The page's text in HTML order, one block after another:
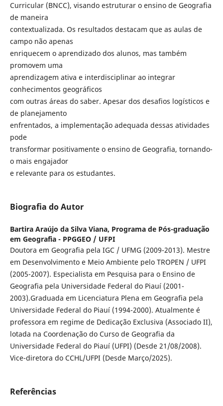
Curricular (BNCC), visando estruturar o ensino de Geografia
de maneira
contextualizada. Os resultados destacam que as aulas de
campo não apenas
enriquecem o aprendizado dos alunos, mas também
promovem uma
aprendizagem ativa e interdisciplinar ao integrar
conhecimentos geográficos
com outras áreas do saber. Apesar dos desafios logísticos e
de planejamento
enfrentados, a implementação adequada dessas atividades
pode
transformar positivamente o ensino de Geografia, tornando-
o mais engajador
e relevante para os estudantes.
Biografia do Autor
Bartira Araújo da Silva Viana, Programa de Pós-graduação
em Geografia - PPGGEO / UFPI
Doutora em Geografia pela IGC / UFMG (2009-2013). Mestre
em Desenvolvimento e Meio Ambiente pelo TROPEN / UFPI
(2005-2007). Especialista em Pesquisa para o Ensino de
Geografia pela Universidade Federal do Piauí (2001-
2003).Graduada em Licenciatura Plena em Geografia pela
Universidade Federal do Piauí (1994-2000). Atualmente é
professora em regime de Dedicação Exclusiva (Associado II),
lotada na Coordenação do Curso de Geografia da
Universidade Federal do Piauí (UFPI) (Desde 21/08/2008).
Vice-diretora do CCHL/UFPI (Desde Março/2025).
Referências